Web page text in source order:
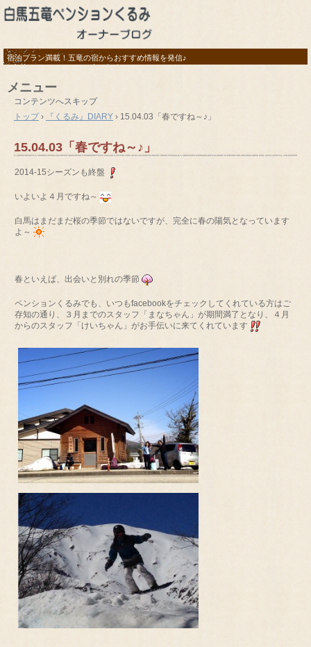
宿泊プラン満載！五竜の宿からおすすめ情報を発信♪
メニュー
コンテンツへスキップ
トップ › 『くるみ』DIARY › 15.04.03「春ですね～♪」
15.04.03「春ですね～♪」
2014-15シーズンも終盤
いよいよ４月ですね～
白馬はまだまだ桜の季節ではないですが、完全に春の陽気となっています
よ～
春といえば、出会いと別れの季節
ペンションくるみでも、いつもfacebookをチェックしてくれている方はご
存知の通り、３月までのスタッフ「まなちゃん」が期間満了となり、４月
からのスタッフ「けいちゃん」がお手伝いに来てくれています